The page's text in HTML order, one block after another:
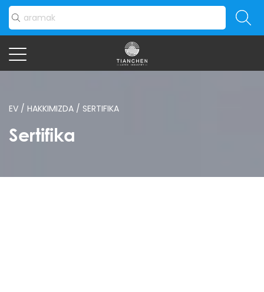
EV / HAKKIMIZDA / SERTIFIKA
Sertifika